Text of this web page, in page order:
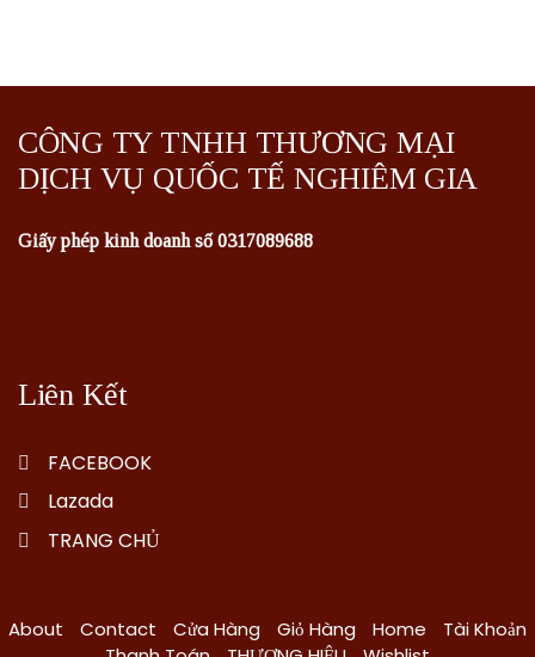
CÔNG TY TNHH THƯƠNG MẠI
DỊCH VỤ QUỐC TẾ NGHIÊM GIA
Giấy phép kinh doanh số 0317089688
Liên Kết
FACEBOOK
Lazada
TRANG CHỦ
About Contact Cửa Hàng Giỏ Hàng Home
Tài Khoản